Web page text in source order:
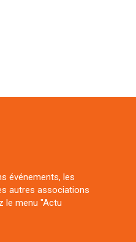
événements, les
autres associations
le menu "Actu